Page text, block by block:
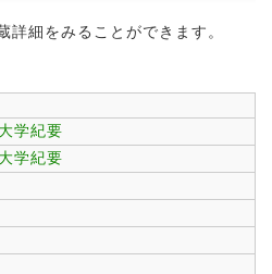
詳細をみることができます。
学紀要
学紀要